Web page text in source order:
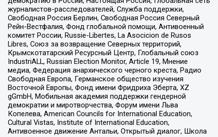
журналистов-расследователей, Служба поддержки,
Свободная Россия Берлин, Свободная Россия Северный
Рейн-Вестфалия, Фонд глобальной помощи, Антивоенный
комитет России, Russie-Libertes, La Asocicion de Rusos
Libres, Союз за возвращение Северных территорий,
Крымскотатарский Ресурсный Центр, Глобальный союз
IndustriALL, Russian Election Monitor, Article 19, Мнение
медиа, Федерация анархического черного креста, Радио
Свободная Европа, Германское общество изучения
Восточной Европы, Фонд имени Фридриха Эберта, XZ
gGmbH, Мобильная академия поддержки гендерной
демократии и миротворчества, Форум имени Льва
Копелева, American Councils for International Education,
Cultural Vistas, Institute of International Education,
Антивоенное движение Антальи, Открытый диалог, Школа